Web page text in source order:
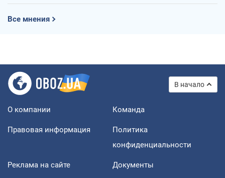
Все мнения
В начало
О компании Команда
Правовая информация
Политика
конфиденциальности
Реклама на сайте Документы